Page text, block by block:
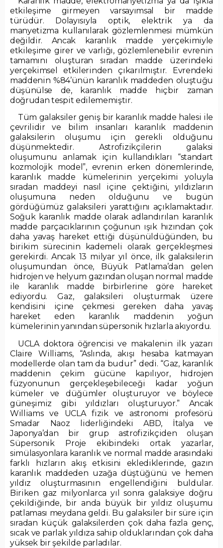
etkileşime girmeyen varsayımsal bir madde
türüdür. Dolayısıyla optik, elektrik ya da
manyetizma kullanılarak gözlemlenmesi mümkün
değildir. Ancak karanlık madde yerçekimiyle
etkileşime girer ve varlığı, gözlemlenebilir evrenin
tamamını oluşturan sıradan madde üzerindeki
yerçekimsel etkilerinden çıkarılmıştır. Evrendeki
maddenin %84’ünün karanlık maddeden oluştuğu
düşünülse de, karanlık madde hiçbir zaman
doğrudan tespit edilememiştir.
Tüm galaksiler geniş bir karanlık madde halesi ile
çevrilidir ve bilim insanları karanlık maddenin
galaksilerin oluşumu için gerekli olduğunu
düşünmektedir. Astrofizikçilerin galaksi
oluşumunu anlamak için kullandıkları “standart
kozmolojik model”, evrenin erken dönemlerinde,
karanlık madde kümelerinin yerçekimi yoluyla
sıradan maddeyi nasıl içine çektiğini, yıldızların
oluşumuna neden olduğunu ve bugün
gördüğümüz galaksileri yarattığını açıklamaktadır.
Soğuk karanlık madde olarak adlandırılan karanlık
madde parçacıklarının çoğunun ışık hızından çok
daha yavaş hareket ettiği düşünüldüğünden, bu
birikim sürecinin kademeli olarak gerçekleşmesi
gerekirdi. Ancak 13 milyar yıl önce, ilk galaksilerin
oluşumundan önce, Büyük Patlama’dan gelen
hidrojen ve helyum gazından oluşan normal madde
ile karanlık madde birbirlerine göre hareket
ediyordu. Gaz, galaksileri oluşturmak üzere
kendisini içine çekmesi gereken daha yavaş
hareket eden karanlık maddenin yoğun
kümelerinin yanından süpersonik hızlarla akıyordu.
UCLA doktora öğrencisi ve makalenin ilk yazarı
Claire Williams, “Aslında, akışı hesaba katmayan
modellerde olan tam da budur” dedi. “Gaz, karanlık
maddenin çekim gücüne kapılıyor, hidrojen
füzyonunun gerçekleşebileceği kadar yoğun
kümeler ve düğümler oluşturuyor ve böylece
güneşimiz gibi yıldızları oluşturuyor.” Ancak
Williams ve UCLA fizik ve astronomi profesörü
Smadar Naoz liderliğindeki ABD, İtalya ve
Japonya’dan bir grup astrofizikçiden oluşan
Süpersonik Proje ekibindeki ortak yazarlar,
simülasyonlara karanlık ve normal madde arasındaki
farklı hızların akış etkisini eklediklerinde, gazın
karanlık maddeden uzağa düştüğünü ve hemen
yıldız oluşturmasının engellendiğini buldular.
Biriken gaz milyonlarca yıl sonra galaksiye doğru
çekildiğinde, bir anda büyük bir yıldız oluşumu
patlaması meydana geldi. Bu galaksiler bir süre için
sıradan küçük galaksilerden çok daha fazla genç,
sıcak ve parlak yıldıza sahip olduklarından çok daha
yüksek bir şekilde parladılar.